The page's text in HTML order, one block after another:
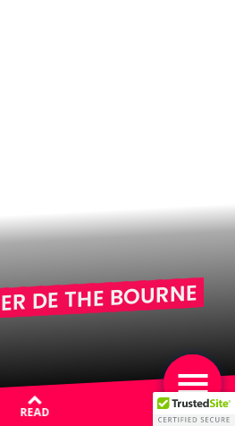
DE THE BOURNE
READ